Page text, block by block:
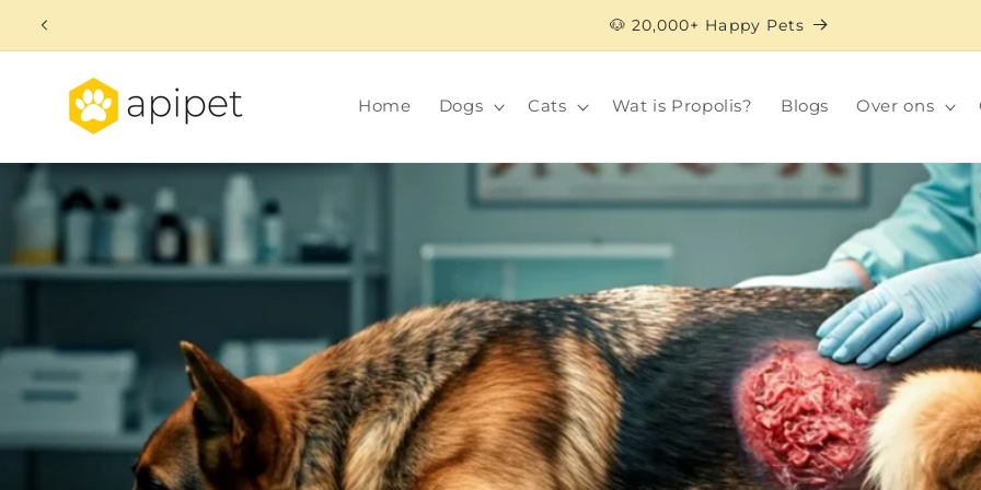
Skip to
content
🐶 20,000+ Happy Pets
Home Dogs Cats Wat is Propolis? Blogs Over ons